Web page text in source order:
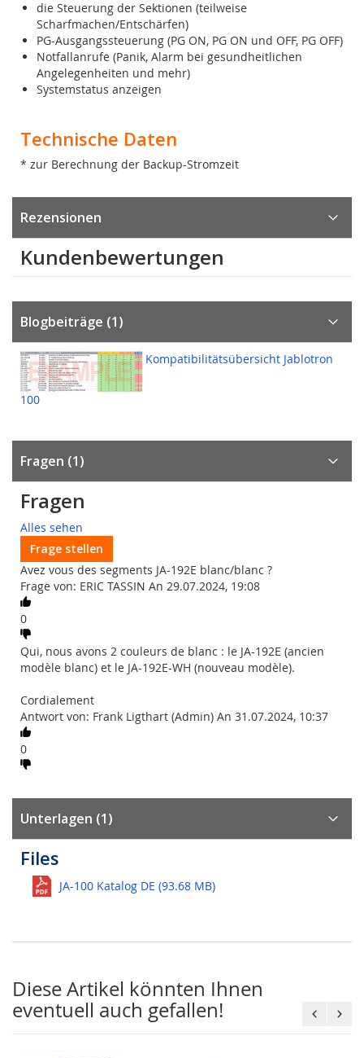
die Steuerung der Sektionen (teilweise
Scharfmachen/Entschärfen)
PG-Ausgangssteuerung (PG ON, PG ON und OFF, PG OFF)
Notfallanrufe (Panik, Alarm bei gesundheitlichen
Angelegenheiten und mehr)
Systemstatus anzeigen
Technische Daten
* zur Berechnung der Backup-Stromzeit
Rezensionen
Kundenbewertungen
Blogbeiträge (1)
Kompatibilitätsübersicht Jablotron
100
Fragen 1
Fragen
Alles sehen
Frage stellen
Avez vous des segments JA-192E blanc/blanc ?
Frage von: ERIC TASSIN An 29.07.2024, 19:08
0
Qui, nous avons 2 couleurs de blanc : le JA-192E (ancien
modèle blanc) et le JA-192E-WH (nouveau modèle).
Cordialement
Antwort von: Frank Ligthart (Admin) An 31.07.2024, 10:37
0
Unterlagen (1)
Files
JA-100 Katalog DE (93.68 MB)
Diese Artikel könnten Ihnen
eventuell auch gefallen!